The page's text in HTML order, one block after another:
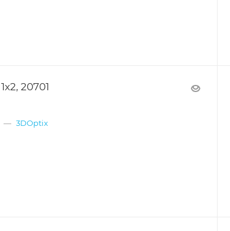
20701
— 3DOptix